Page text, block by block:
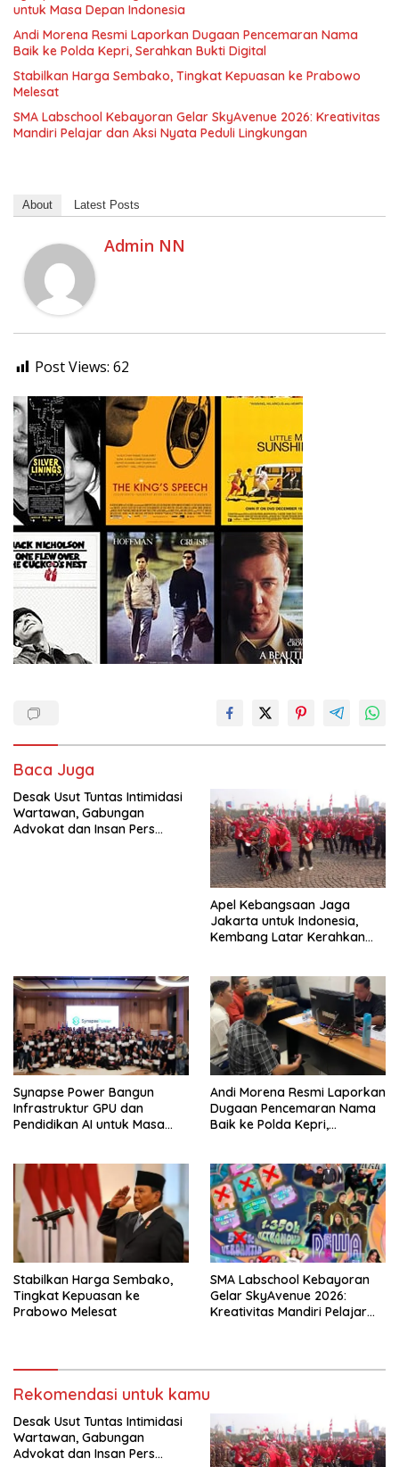
untuk Masa Depan Indonesia
Andi Morena Resmi Laporkan Dugaan Pencemaran Nama
Baik ke Polda Kepri, Serahkan Bukti Digital
Stabilkan Harga Sembako, Tingkat Kepuasan ke Prabowo
Melesat
SMA Labschool Kebayoran Gelar SkyAvenue 2026: Kreativitas
Mandiri Pelajar dan Aksi Nyata Peduli Lingkungan
About Latest Posts
Admin NN
Post Views: 62
Baca Juga
Desak Usut Tuntas Intimidasi
Wartawan, Gabungan
Advokat dan Insan Pers
Apel Kebangsaan Jaga
Jakarta untuk Indonesia,
Kembang Latar Kerahkan
Synapse Power Bangun
Infrastruktur GPU dan
Pendidikan AI untuk Masa
Andi Morena Resmi Laporkan
Dugaan Pencemaran Nama
Baik ke Polda Kepri,
Stabilkan Harga Sembako,
Tingkat Kepuasan ke
Prabowo Melesat
SMA Labschool Kebayoran
Gelar SkyAvenue 2026:
Kreativitas Mandiri Pelajar
Rekomendasi untuk kamu
Desak Usut Tuntas Intimidasi
Wartawan, Gabungan
Advokat dan Insan Pers